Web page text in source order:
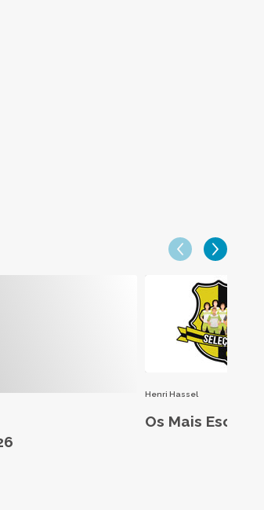
Henri Hassel
Os Mais